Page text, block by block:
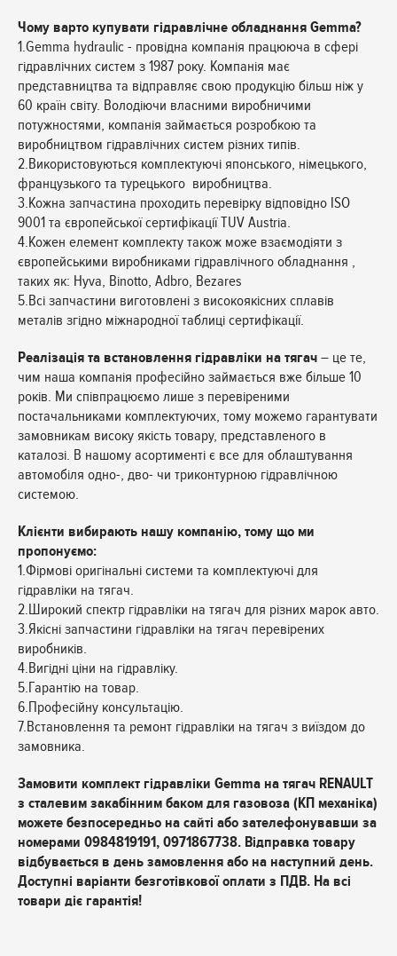
Чому варто купувати гідравлічне обладнання Gemma?
1.Gemma hydraulic - провідна компанія працююча в сфері
гідравлічних систем з 1987 року. Компанія має
представництва та відправляє свою продукцію більш ніж у
60 країн світу. Володіючи власними виробничими
потужностями, компанія займається розробкою та
виробництвом гідравлічних систем різних типів.
2.Використовуються комплектуючі японського, німецького,
французького та турецького виробництва.
3.Кожна запчастина проходить перевірку відповідно ISO
9001 та європейської сертифікації TUV Austria.
4.Кожен елемент комплекту також може взаємодіяти з
європейськими виробниками гідравлічного обладнання ,
таких як: Hyva, Binotto, Adbro, Bezares
5.Всі запчастини виготовлені з високоякісних сплавів
металів згідно міжнародної таблиці сертифікації.
Реалізація та встановлення гідравліки на тягач – це те,
чим наша компанія професійно займається вже більше 10
років. Ми співпрацюємо лише з перевіреними
постачальниками комплектуючих, тому можемо гарантувати
замовникам високу якість товару, представленого в
каталозі. В нашому асортименті є все для облаштування
автомобіля одно-, дво- чи триконтурною гідравлічною
системою.
Клієнти вибирають нашу компанію, тому що ми
пропонуємо:
1.Фірмові оригінальні системи та комплектуючі для
гідравліки на тягач.
2.Широкий спектр гідравліки на тягач для різних марок авто.
3.Якісні запчастини гідравліки на тягач перевірених
виробників.
4.Вигідні ціни на гідравліку.
5.Гарантію на товар.
6.Професійну консультацію.
7.Встановлення та ремонт гідравліки на тягач з виїздом до
замовника.
Замовити комплект гідравліки Gemma на тягач RENAULT
з сталевим закабінним баком для газовоза (КП механіка)
можете безпосередньо на сайті або зателефонувавши за
номерами 0984819191, 0971867738. Відправка товару
відбувається в день замовлення або на наступний день.
Доступні варіанти безготівкової оплати з ПДВ. На всі
товари діє гарантія!